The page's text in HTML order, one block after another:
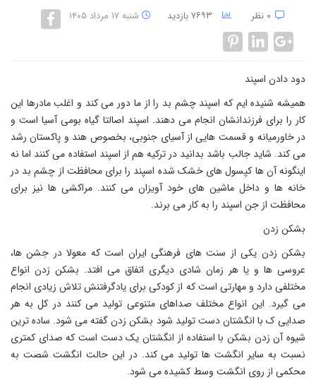
شنبه ۱۷ مرداد ۱۴۰۵
دود دادن اسپند
همیشه شنیده ایم که اسپند چشم بد را از ما دور می کند و اغلب مادرها این
کار را برای فرزندانشان انجام می دهند. اسپند اصالتا گیاه بومی آسیا است و
در خاورمیانه و قسمت ‌هایی از آسیای جنوبی، بخصوص هند و پاکستان رشد
می ‌کند. شاید جالب باشد بدانید در ترکیه هم از اسپند استفاده می کنند اما نه
اینگونه آن ها کپسول‌ های خشک شده اسپند را برای محافظت از چشم بد در
خانه ‌ها و داخل ماشین ‌های خود آویزان می ‌کنند. مراکشی ها نیز برای
محافظت از جن اسپند را به کار می برند.
بشکن زدن
بشکن زدن یکی از سنت های فرهنگی ایران است که معولا در جشن ها،
عروسی ها و یا هر زمان شادی دیگری اتفاق می افتد. بشکن زدن انواع
مختلفی دارد و مهارتی است که از کودکی برای یادگرفتنش تلاش زیادی انجام
می گیرد. این انواع مختلف صداهای متنوعی تولید می کنند در کل به هر
صدایی ک با انگشتان دست تولید شود بشکن زدن گفته می شود. ساده ترین
شیوه آن زدن بشکن با استفاده از انگشتان یک دست است که صدای کمتری
نسبت به سایر انگشت ها تولید می کند. در این حالت انگشت شصت به
محکمی از روی انگشت وسط کشیده می ‌شود.